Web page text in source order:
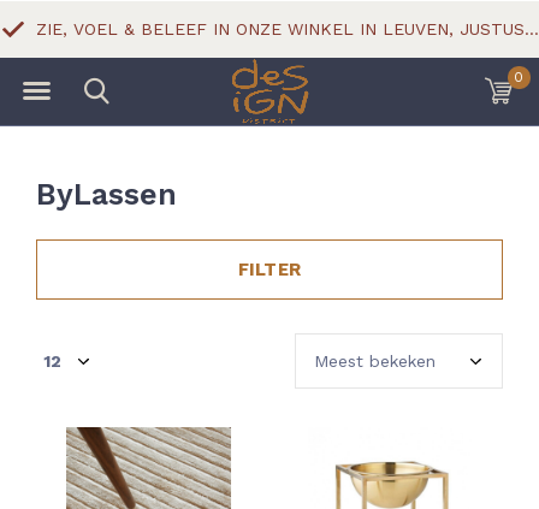
0
ZIE, VOEL & BELEEF IN ONZE WINKEL IN LEUVEN, JUSTUS LIPSIUSSTRAAT 18
ByLassen
FILTER